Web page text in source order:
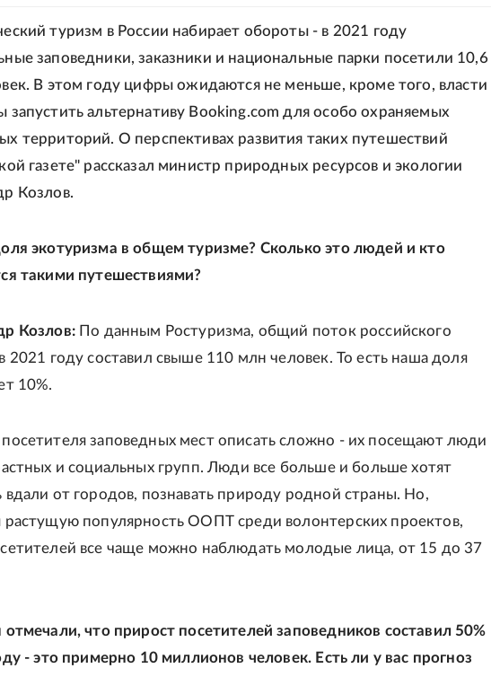
туризм в России набирает обороты - в 2021 году
заповедники, заказники и национальные парки посетили 10,6
В этом году цифры ожидаются не меньше, кроме того, власти
запустить альтернативу Booking.com для особо охраняемых
территорий. О перспективах развития таких путешествий
газете" рассказал министр природных ресурсов и экологии
Козлов.
экотуризма в общем туризме? Сколько это людей и кто
такими путешествиями?
Козлов:По данным Ростуризма, общий поток российского
2021 году составил свыше 110 млн человек. То есть наша доля
10%.
заповедных мест описать сложно - их посещают люди
и социальных групп. Люди все больше и больше хотят
вдали от городов, познавать природу родной страны. Но,
растущую популярность ООПТ среди волонтерских проектов,
все чаще можно наблюдать молодые лица, от 15 до 37
отмечали, что прирост посетителей заповедников составил 50%
- это примерно 10 миллионов человек. Есть ли у вас прогноз